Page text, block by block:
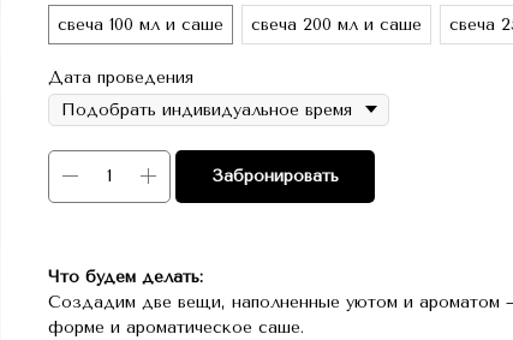
свеча 100 мл и саше
свеча 200 мл и саше свеча
Дата проведения
Забронировать
Что будем делать:
Создадим две вещи, наполненные уютом и ароматом
форме и ароматическое саше.